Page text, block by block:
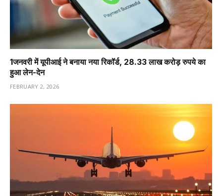
1️जनवरी में यूपीआई ने बनाया नया रिकॉर्ड, 28.33 लाख करोड़ रुपये का
हुआ लेन-देन
FEBRUARY 2, 2026